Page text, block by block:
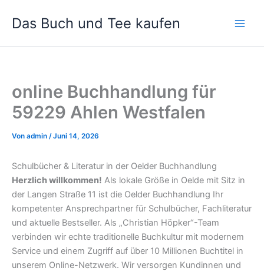
InhaltDas Buch und Tee kaufen
online Buchhandlung für
59229 Ahlen Westfalen
Von admin /Juni 14, 2026
Schulbücher & Literatur in der Oelder Buchhandlung
Herzlich willkommen! Als lokale Größe in Oelde mit Sitz in
der Langen Straße 11 ist die Oelder Buchhandlung Ihr
kompetenter Ansprechpartner für Schulbücher, Fachliteratur
und aktuelle Bestseller. Als „Christian Höpker“-Team
verbinden wir echte traditionelle Buchkultur mit modernem
Service und einem Zugriff auf über 10 Millionen Buchtitel in
unserem Online-Netzwerk. Wir versorgen Kundinnen und